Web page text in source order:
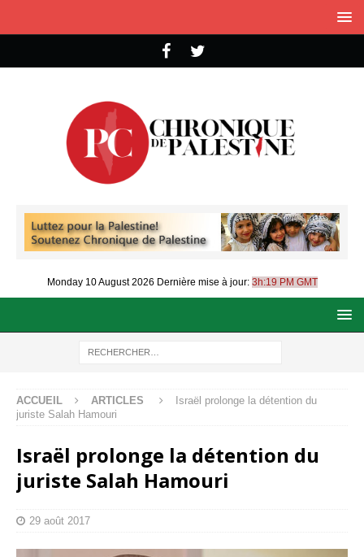
Monday 10 August 2026 Dernière mise à jour: 3h:19 PM GMT
ACCUEIL ARTICLES
Israël prolonge la détention du
juriste Salah Hamouri
Israël prolonge la détention du
juriste Salah Hamouri
29 août 2017